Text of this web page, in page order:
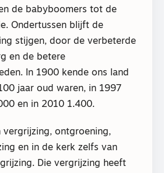
de babyboomers tot de
Ondertussen blijft de
stijgen, door de verbeterde
en de betere
In 1900 kende ons land
jaar oud waren, in 1997
en in 2010 1.400.
vergrijzing, ontgroening,
en in de kerk zelfs van
Die vergrijzing heeft